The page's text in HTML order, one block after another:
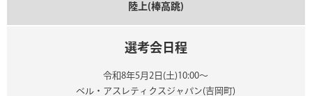
陸上(棒高跳)
選考会日程
令和8年5月2日(土)10:00～
ベル・アスレティクスジャパン(吉岡町)